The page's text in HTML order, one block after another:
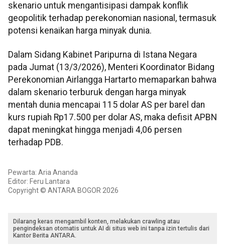
skenario untuk mengantisipasi dampak konflik
geopolitik terhadap perekonomian nasional, termasuk
potensi kenaikan harga minyak dunia.
Dalam Sidang Kabinet Paripurna di Istana Negara
pada Jumat (13/3/2026), Menteri Koordinator Bidang
Perekonomian Airlangga Hartarto memaparkan bahwa
dalam skenario terburuk dengan harga minyak
mentah dunia mencapai 115 dolar AS per barel dan
kurs rupiah Rp17.500 per dolar AS, maka defisit APBN
dapat meningkat hingga menjadi 4,06 persen
terhadap PDB.
Pewarta: Aria Ananda
Editor: Feru Lantara
Copyright © ANTARA BOGOR 2026
Dilarang keras mengambil konten, melakukan crawling atau
pengindeksan otomatis untuk AI di situs web ini tanpa izin tertulis dari
Kantor Berita ANTARA.